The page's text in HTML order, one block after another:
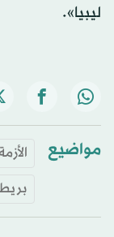
ليبيا».
مواضيع